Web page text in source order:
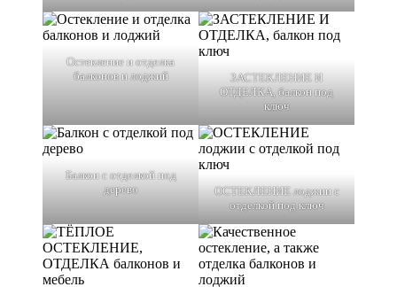
Остекление и отделка
балконов и лоджий
ЗАСТЕКЛЕНИЕ И
ОТДЕЛКА, балкон под
ключ
Балкон с отделкой под
дерево
ОСТЕКЛЕНИЕ лоджии с
отделкой под ключ